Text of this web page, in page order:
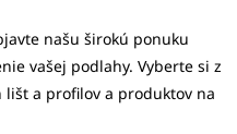
našu širokú ponuku
vašej podlahy. Vyberte si z
a profilov a produktov na